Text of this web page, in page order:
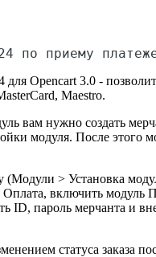
по приему
Opencart 3.0 -
Maestro.
вам нужно создать
модуля. После этого
(Модули > Установка
включить модуль
ID, пароль мерчанта и
статуса заказа